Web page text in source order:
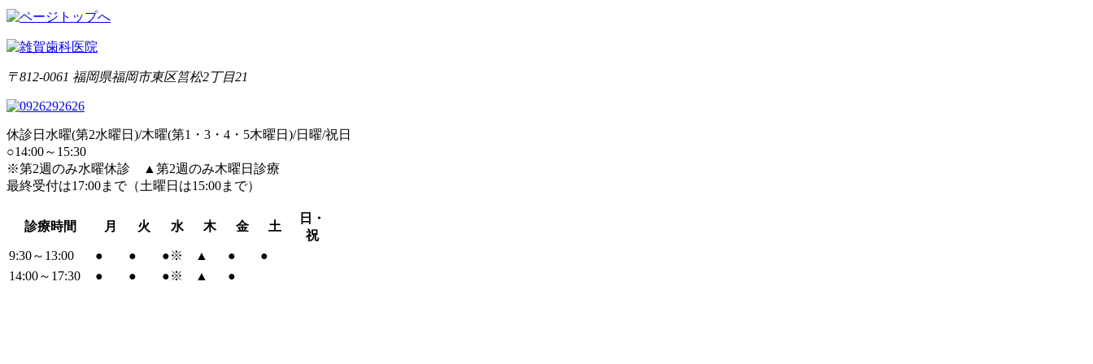
〒812-0061 福岡県福岡市東区筥松2丁目21
休診日 水曜(第2水曜日)/木曜(第1・3・4・5木曜日)/日曜/祝日
○14:00～15:30
※第2週のみ水曜休診 ▲ 第2週のみ木曜日診療
最終受付は17:00まで（土曜日は15:00まで）
診療時間 月 火 水 木 金 土
日・
祝
9:30～13:00
● ● ●※ ▲ ●
●
14:00～17:30
● ● ●※ ▲ ●